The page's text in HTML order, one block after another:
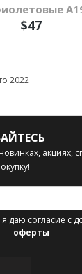
$47
2022
акциях,
даю согласие с
оферты